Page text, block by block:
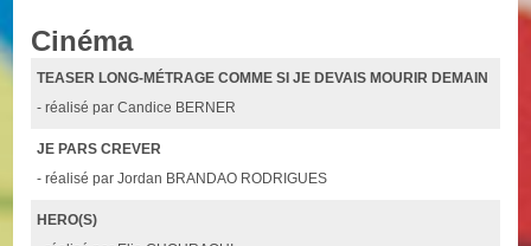
Cinéma
TEASER LONG-MÉTRAGE COMME SI JE DEVAIS MOURIR DEMAIN
- réalisé par Candice BERNER
JE PARS CREVER
- réalisé par Jordan BRANDAO RODRIGUES
HERO(S)